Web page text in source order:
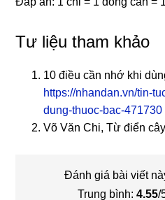
Tư liệu tham khảo
10 điều cần nhớ khi
https://nhandan.vn/tin-
dung-thuoc-bac-471730
Võ Văn Chi, Từ điển
Đánh giá bài viết
Trung bình: 4.55/